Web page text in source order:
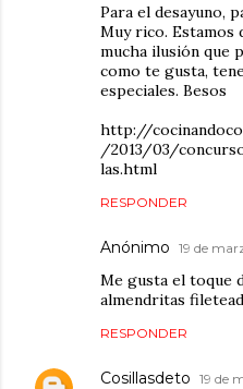
Para el desayuno,
Muy rico. Estamos
mucha ilusión que
como te gusta,
especiales. Besos
http://
/2013/03/
las.html
RESPONDER
Anónimo 19 de
Me gusta el toque
almendritas
RESPONDER
Cosillasdeto 19 de